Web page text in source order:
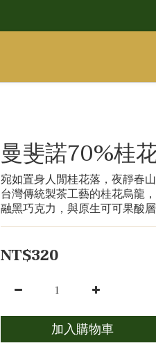
曼斐諾70%桂
宛如置身人閒桂花落，夜靜春
台灣傳統製茶工藝的桂花烏龍
融黑巧克力，與原生可可果酸
NT$320
加入購物車